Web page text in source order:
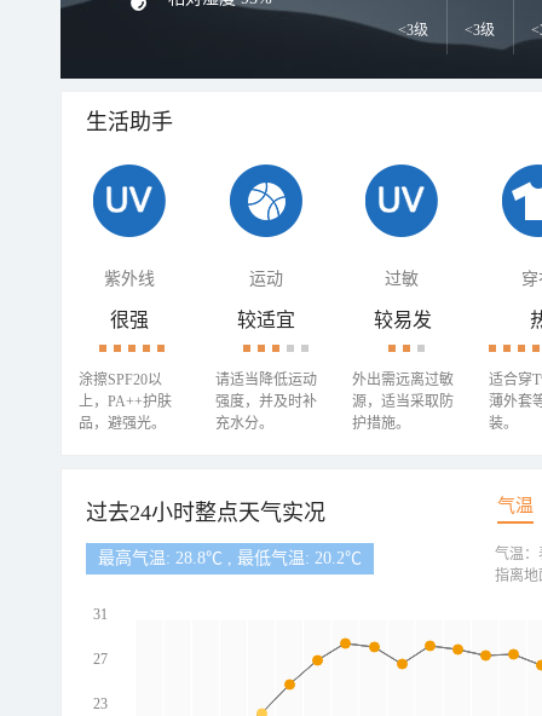
<3级 <3级
生活助手
紫外线 运动 过敏 穿
很强
涂擦SPF20以
上，PA++护肤
品，避强光。
较适宜
请适当降低运动
强度，并及时补
充水分。
较易发
外出需远离过敏
源，适当采取防
护措施。
适合穿
薄外套
装。
过去24小时整点天气实况 气温
最高气温: 28.8℃ , 最低气温: 20.2℃
31
27
23
气温：
指离地